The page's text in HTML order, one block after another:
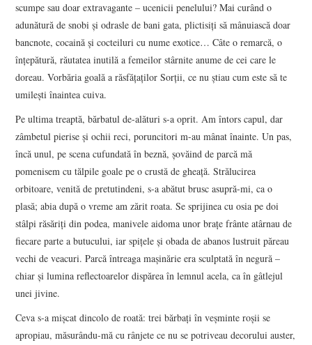
scumpe sau doar extravagante – ucenicii penelului? Mai curând o
adunătură de snobi şi odrasle de bani gata, plictisiţi să mânuiască doar
bancnote, cocaină şi cocteiluri cu nume exotice… Câte o remarcă, o
înţepătură, răutatea inutilă a femeilor stârnite anume de cei care le
doreau. Vorbăria goală a răsfăţaţilor Sorţii, ce nu ştiau cum este să te
umileşti înaintea cuiva.
Pe ultima treaptă, bărbatul de-alături s-a oprit. Am întors capul, dar
zâmbetul pierise şi ochii reci, poruncitori m-au mânat înainte. Un pas,
încă unul, pe scena cufundată în beznă, şovăind de parcă mă
pomenisem cu tălpile goale pe o crustă de gheaţă. Strălucirea
orbitoare, venită de pretutindeni, s-a abătut brusc asupră-mi, ca o
plasă; abia după o vreme am zărit roata. Se sprijinea cu osia pe doi
stâlpi răsăriţi din podea, manivele aidoma unor braţe frânte atârnau de
fiecare parte a butucului, iar spiţele şi obada de abanos lustruit păreau
vechi de veacuri. Parcă întreaga maşinărie era sculptată în negură –
chiar şi lumina reflectoarelor dispărea în lemnul acela, ca în gâtlejul
unei jivine.
Ceva s-a mişcat dincolo de roată: trei bărbaţi în veşminte roşii se
apropiau, măsurându-mă cu rânjete ce nu se potriveau decorului auster,